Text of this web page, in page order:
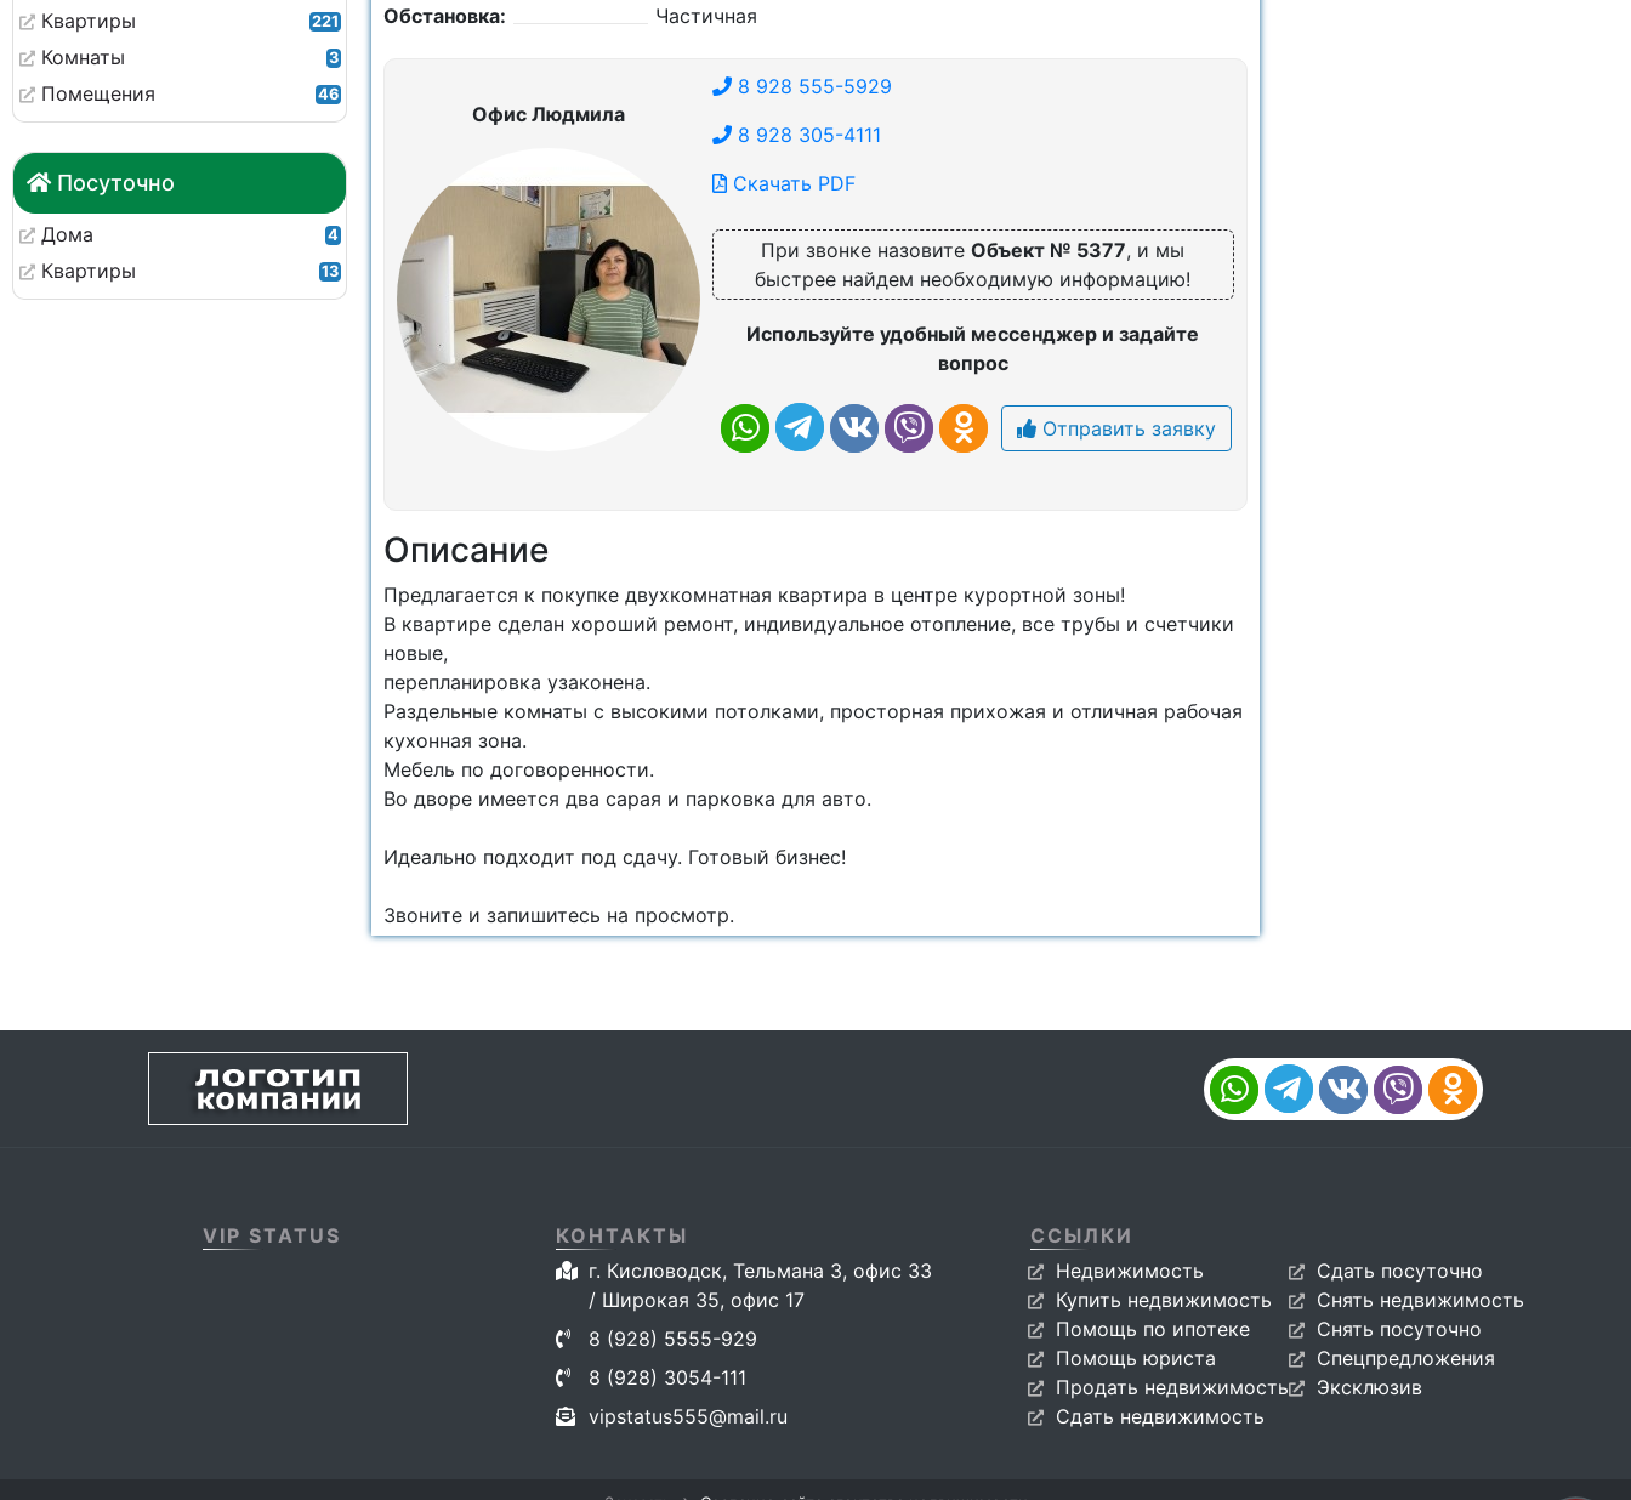
Квартиры 221
Комнаты 3
Помещения 46
Посуточно
Дома 4
Квартиры 13
Обстановка:
Частичная
Офис Людмила
8 928 555-5929
8 928 305-4111
Скачать PDF
При звонке назовитеОбъект № 5377, и мы
быстрее найдем необходимую информацию!
Используйте удобный мессенджер и задайте
вопрос
Отправить заявку
Описание
Предлагается к покупке двухкомнатная квартира в центре курортной зоны!
В квартире сделан хороший ремонт, индивидуальное отопление, все трубы и счетчики
новые,
перепланировка узаконена.
Раздельные комнаты с высокими потолками, просторная прихожая и отличная рабочая
кухонная зона.
Мебель по договоренности.
Во дворе имеется два сарая и парковка для авто.
Идеально подходит под сдачу. Готовый бизнес!
Звоните и запишитесь на просмотр.
VIP STATUS
КОНТАКТЫ
г. Кисловодск, Тельмана 3, офис 33
/ Широкая 35, офис 17
8 (928) 5555-929
8 (928) 3054-111
vipstatus555@mail.ru
ССЫЛКИ
Недвижимость
Купить недвижимость
Помощь по ипотеке
Помощь юриста
Продать недвижимость
Сдать недвижимость
Сдать посуточно
Снять недвижимость
Снять посуточно
Спецпредложения
Эксклюзив